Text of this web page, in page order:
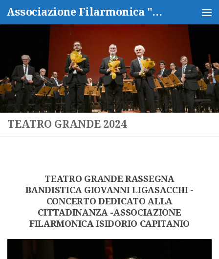
Salta al contenuto Associazione Filarmonica "Isidoro Capitanio"
TEATRO GRANDE 2024
TEATRO GRANDE RASSEGNA
BANDISTICA GIOVANNI LIGASACCHI -
CONCERTO DEDICATO ALLA
CITTADINANZA -ASSOCIAZIONE
FILARMONICA ISIDORIO CAPITANIO